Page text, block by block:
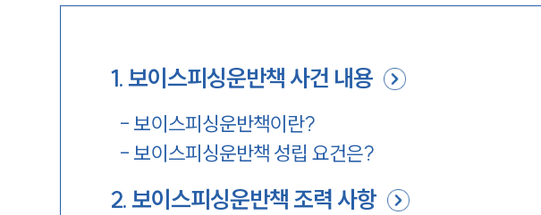
1.보이스피싱운반책 사건 내용
- 보이스피싱운반책이란?
- 보이스피싱운반책 성립 요건은?
2.보이스피싱운반책 조력 사항